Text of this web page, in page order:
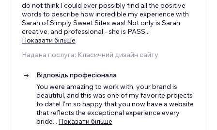
do not think I could ever possibly find all the positive
words to describe how incredible my experience with
Sarah of Simply Sweet Sites was! Not only is Sarah
creative, and professional - she is PASS...
Показати більше
Надана послуга: Класичний дизайн сайту
Відповідь професіонала
You were amazing to work with, your brand is
beautiful, and this was one of my favorite projects
to date! I'm so happy that you now have a website
that reflects the exceptional experience every
bride... Показати більше